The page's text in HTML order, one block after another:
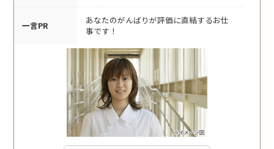
一言PR
あなたのがんばりが評価に直結するお仕
事です！